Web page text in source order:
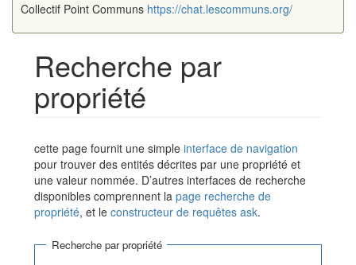
Collectif Point Communs https://chat.lescommuns.org/
Recherche par
propriété
cette page fournit une simple interface de navigation
pour trouver des entités décrites par une propriété et
une valeur nommée. D’autres interfaces de recherche
disponibles comprennent la page recherche de
propriété, et le constructeur de requêtes ask.
Recherche par propriété